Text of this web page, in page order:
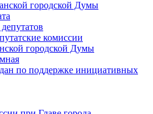
городской Думы
комиссии
городской Думы
по поддержке инициативных